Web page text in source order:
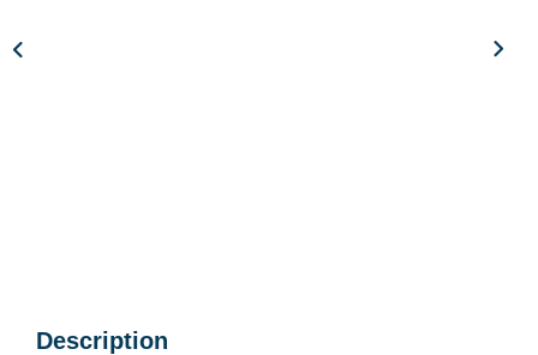
Description